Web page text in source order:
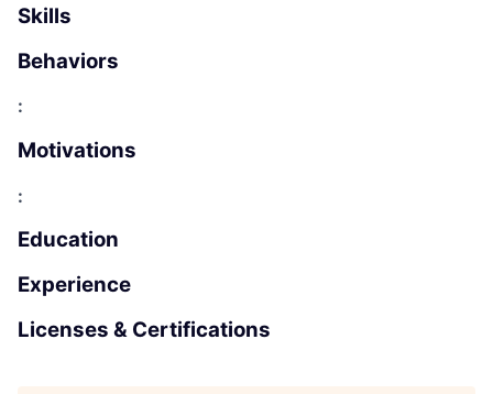
Skills
Behaviors
:
Motivations
:
Education
Experience
Licenses & Certifications